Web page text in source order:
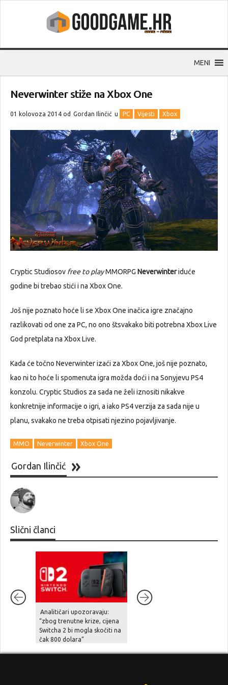
MENI
Neverwinter stiže na Xbox One
01 kolovoza 2014 od Gordan Ilinčić u PC Vijesti Xbox
Cryptic Studiosov free to playMMORPG Neverwinteriduće
godine bi trebao stići i na Xbox One.
Još nije poznato hoće li se Xbox One inačica igre značajno
razlikovati od one za PC, no ono štsvakako biti potrebna Xbox Live
God pretplata na Xbox Live.
Kada će točno Neverwinter izaći za Xbox One, još nije poznato,
kao ni to hoće li spomenuta igra možda doći i na Sonyjevu PS4
konzolu. Cryptic Studios za sada ne želi iznositi nikakve
konkretnije informacije o igri, a iako PS4 verzija za sada nije u
planu, svakako ne treba otpisati njezino pojavljivanje.
MMO Neverwinter Xbox One
Gordan Ilinčić
Slični članci
Analitičari upozoravaju:
“zbog trenutne krize, cijena
Switcha 2 bi mogla skočiti na
čak 800 dolara”